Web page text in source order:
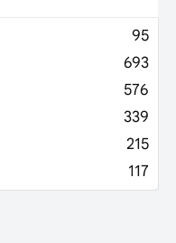
95
693
576
339
215
117